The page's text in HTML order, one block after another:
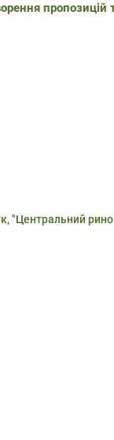
пропозицій
"Центральний